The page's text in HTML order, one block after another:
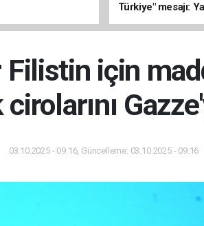
Türkiye" mesajı:
kalıcı sonuç
Filistin için
03.10.2025 - 09:16, Güncelleme: 03.10.2025 - 09:16